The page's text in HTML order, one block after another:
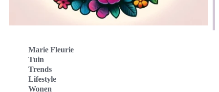
Marie Fleurie
Tuin
Trends
Lifestyle
Wonen